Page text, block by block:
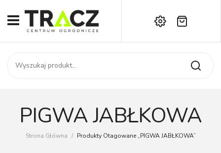
START
SKLEP
AKTUALNOŚCI
Kontakt
Brak produktów w koszyku.
PIGWA JABŁKOWA
Strona Główna / Produkty Otagowane „PIGWA JABŁKOWA”